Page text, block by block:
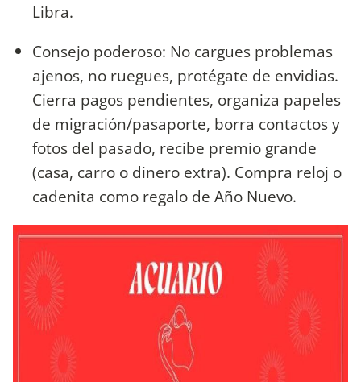
Libra.
Consejo poderoso: No cargues problemas
ajenos, no ruegues, protégate de envidias.
Cierra pagos pendientes, organiza papeles
de migración/pasaporte, borra contactos y
fotos del pasado, recibe premio grande
(casa, carro o dinero extra). Compra reloj o
cadenita como regalo de Año Nuevo.